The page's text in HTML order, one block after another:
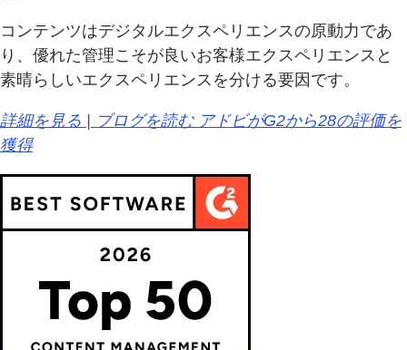
コンテンツはデジタルエクスペリエンスの原動力であ
り、優れた管理こそが良いお客様エクスペリエンスと
素晴らしいエクスペリエンスを分ける要因です。
詳細を見る | ブログを読む アドビがG2から28の評価を
獲得